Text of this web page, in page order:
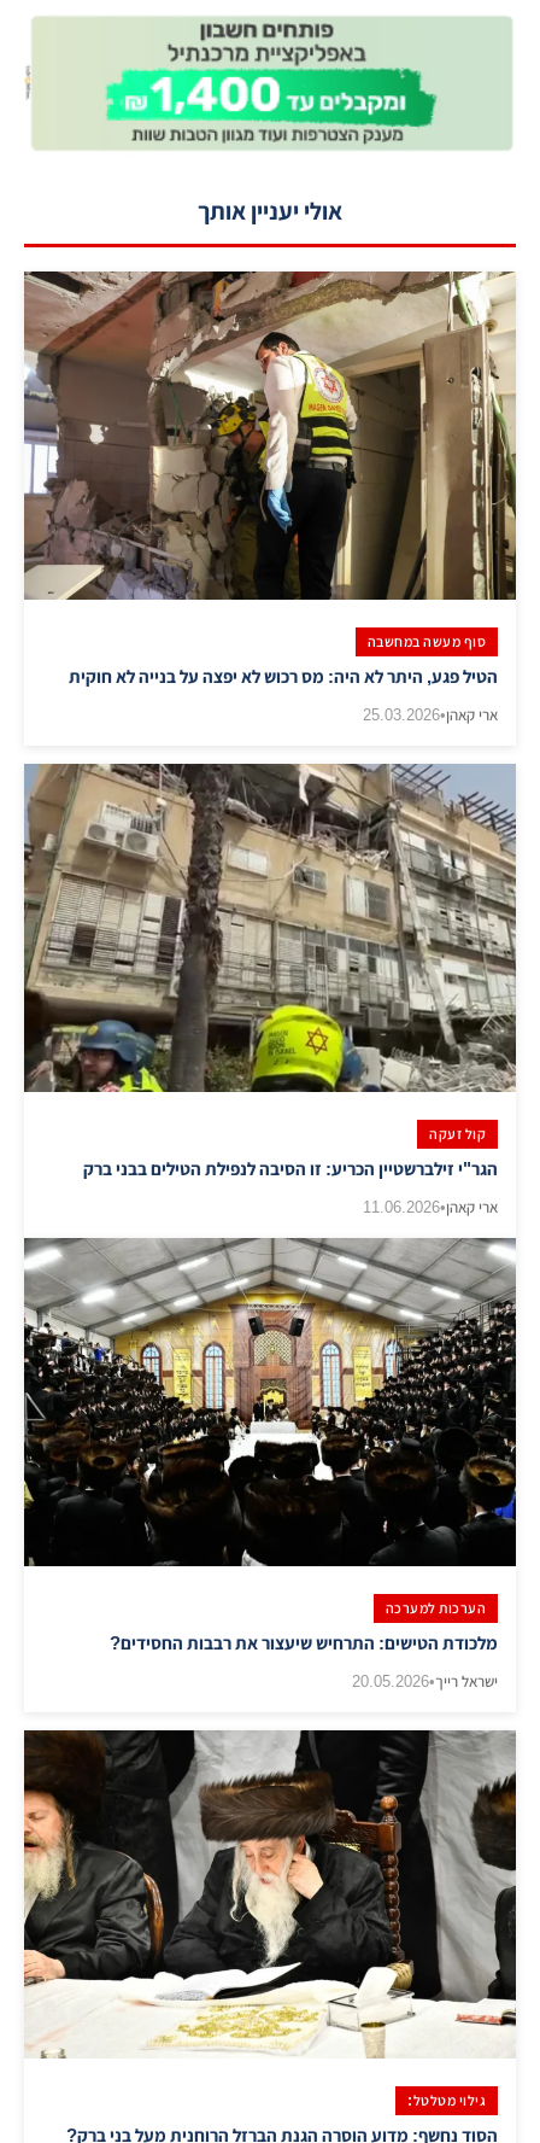
אולי יעניין אותך
סוף מעשה במחשבה
הטיל פגע, היתר לא היה: מס רכוש לא יפצה על בנייה לא חוקית
ארי קאהן•
25.03.2026
קול זעקה
הגר"י זילברשטיין הכריע: זו הסיבה לנפילת הטילים בבני ברק
ארי קאהן•
11.06.2026
הערכות למערכה
מלכודת הטישים: התרחיש שיעצור את רבבות החסידים?
ישראל רייך•
20.05.2026
​גילוי מטלטל:
הסוד נחשף: מדוע הוסרה הגנת הברזל הרוחנית מעל בני ברק?